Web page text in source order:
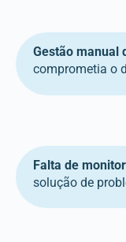
Gestão manual
comprometia o
Falta de
solução de